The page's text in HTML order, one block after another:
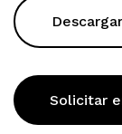
Descargar
Solicitar